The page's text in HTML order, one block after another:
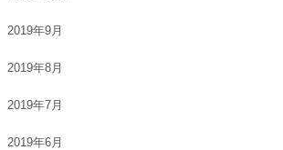
2019年9月
2019年8月
2019年7月
2019年6月